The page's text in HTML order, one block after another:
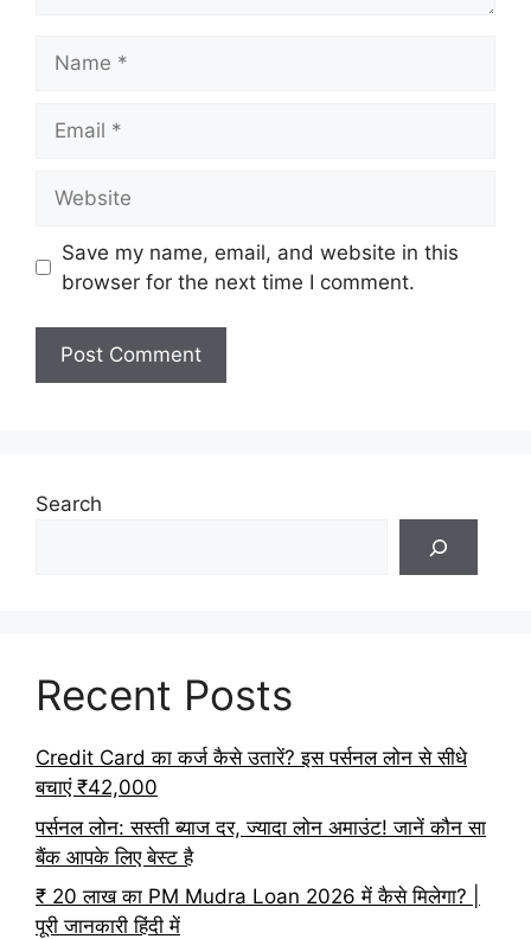
Save my name, email, and website in this
browser for the next time I comment.
Search
Recent Posts
Credit Card का कर्ज कैसे उतारें? इस पर्सनल लोन से सीधे
बचाएं ₹42,000
पर्सनल लोन: सस्ती ब्याज दर, ज्यादा लोन अमाउंट! जानें कौन सा
बैंक आपके लिए बेस्ट है
₹ 20 लाख का PM Mudra Loan 2026 में कैसे मिलेगा? |
पूरी जानकारी हिंदी में